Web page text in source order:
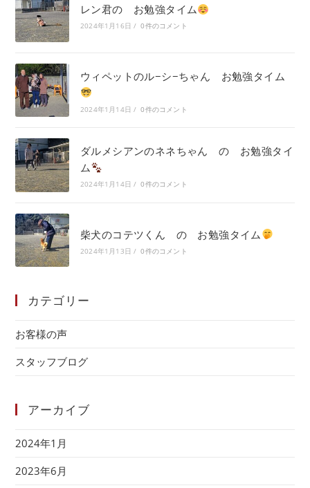
レン君の お勉強タイム
2024年1月16日 / 0件のコメント
ウィペットのル−シ−ちゃん お勉強タイム
2024年1月14日 / 0件のコメント
ダルメシアンのネネちゃん の お勉強タイ
ム
2024年1月14日 / 0件のコメント
柴犬のコテツくん の お勉強タイム
2024年1月13日 / 0件のコメント
カテゴリー
お客様の声
スタッフブログ
アーカイブ
2024年1月
2023年6月